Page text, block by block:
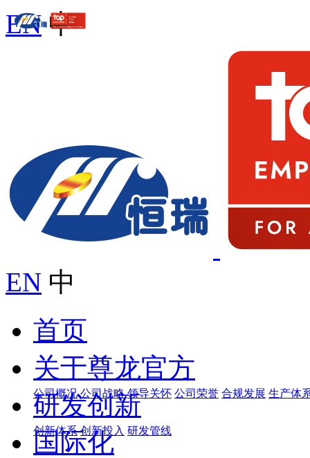
EN 中
EN 中
首页
关于尊龙官方
公司概况 公司战略 领导关怀 公司荣誉 合规发展 生产体
研发创新
创新体系 创新投入 研发管线
国际化